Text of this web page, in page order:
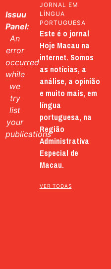
Issuu
Panel:
An
error
occurred
while
we
try
list
your
publications
JORNAL EM
LÍNGUA
PORTUGUESA
Este é o jornal
Hoje Macau na
internet. Somos
as notícias, a
análise, a opinião
e muito mais, em
língua
portuguesa, na
Região
Administrativa
Especial de
Macau.
VER TODAS